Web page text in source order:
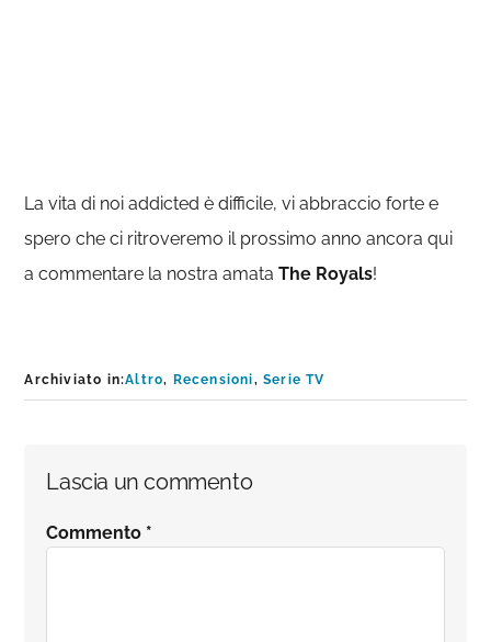
La vita di noi addicted è difficile, vi abbraccio forte e
spero che ci ritroveremo il prossimo anno ancora qui
a commentare la nostra amataThe Royals!
Archiviato in:Altro, Recensioni,Serie TV
Interazioni
del
Lascia un commento
Commento *